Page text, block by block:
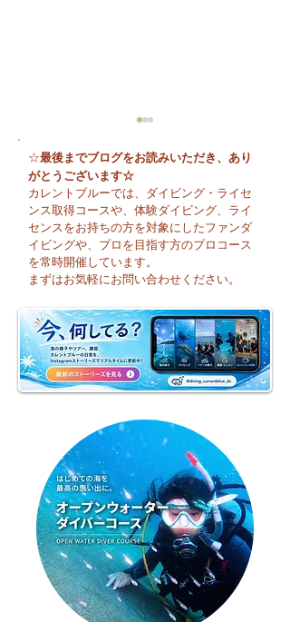
夏本番！明日からお泊
まり海洋実習です♪
☆最後までブログをお読みいただき、あり
がとうございます☆
カレントブルーでは、ダイビング・ライセ
ンス取得コースや、体験ダイビング、ライ
センスをお持ちの方を対象にしたファンダ
イビングや、プロを目指す方のプロコース
を常時開催しています。
まずはお気軽にお問い合わせください。